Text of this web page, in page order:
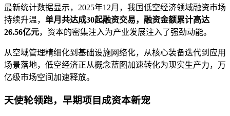
最新统计数据显示，2025年12月，我国低空经济领域融资市场
持续升温， 单月共达成30起融资交易，融资金额累计高达
26.56亿元，资本的密集注入为产业发展注入了强劲动能。
从空域管理精细化到基础设施网络化，从核心装备迭代到应用
场景落地，低空经济正从概念蓝图加速转化为现实生产力，万
亿级市场空间加速释放。
天使轮领跑，早期项目成资本新宠